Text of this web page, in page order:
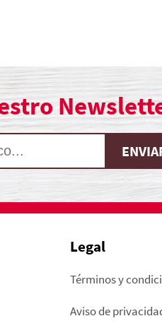
Legal
Términos y
Aviso de